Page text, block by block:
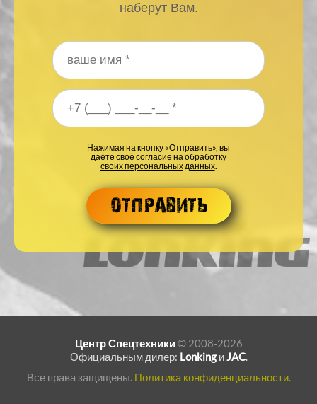
наберут Вам.
Ваше имя*
Ваш номер телефона*
Нажимая на кнопку «Отправить», вы
даёте своё согласие наобработку
своих персональных данных.
Центр Спецтехники© 2008-2026
Официальным дилер: LonkingиJAC.
Все права защищены. Политика конфиденциальности.